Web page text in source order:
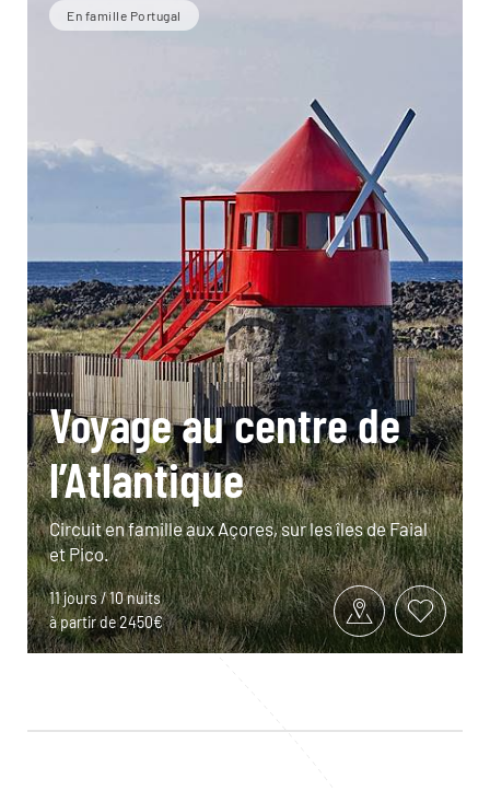
En famille Portugal
Voyage au centre de
l’Atlantique
Circuit en famille aux Açores, sur les îles de Faial
et Pico.
11 jours / 10 nuits
à partir de 2450€